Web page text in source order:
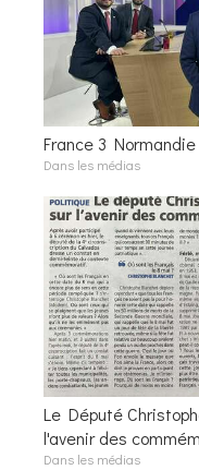
France 3
Dans les médias
Le Député
l'avenir des
Dans les médias